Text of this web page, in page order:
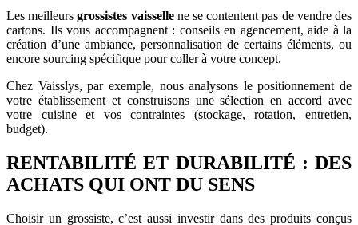
Les meilleursgrossistes vaissellene se contentent pas de vendre des
cartons. Ils vous accompagnent : conseils en agencement, aide à la
création d’une ambiance, personnalisation de certains éléments, ou
encore sourcing spécifique pour coller à votre concept.
Chez Vaisslys, par exemple, nous analysons le positionnement de
votre établissement et construisons une sélection en accord avec
votre cuisine et vos contraintes (stockage, rotation, entretien,
budget).
RENTABILITÉ ET DURABILITÉ : DES
ACHATS QUI ONT DU SENS
Choisir un grossiste, c’est aussi investir dans des produits conçus